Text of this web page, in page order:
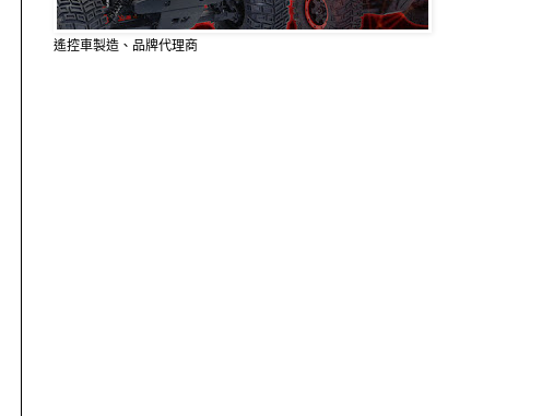
遙控車製造、品牌代理商